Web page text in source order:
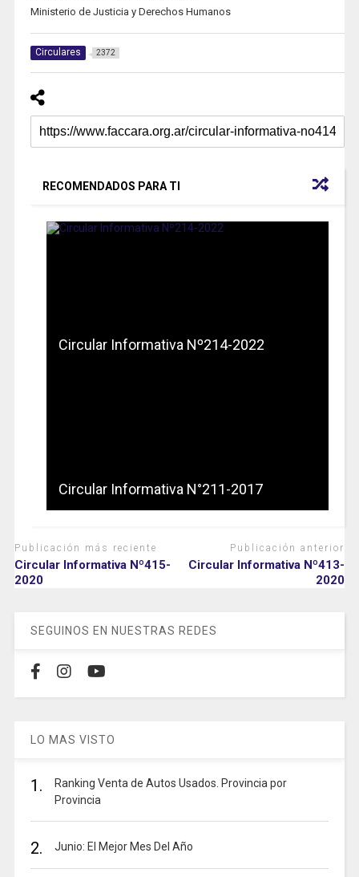
Ministerio de Justicia y Derechos Humanos
Circulares 2372
RECOMENDADOS PARA TI
Circular Informativa Nº214-2022
Circular Informativa N°211-2017
Publicación más reciente
Circular Informativa Nº415-
2020
Publicación anterior
Circular Informativa Nº413-
2020
SEGUINOS EN NUESTRAS REDES
LO MAS VISTO
1.
Ranking Venta de Autos Usados. Provincia por
Provincia
2. Junio: El Mejor Mes Del Año